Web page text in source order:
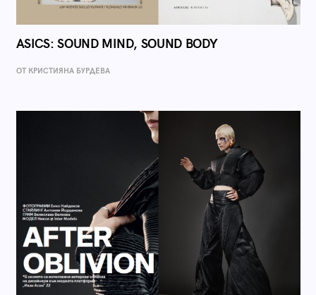
ASICS: SOUND MIND, SOUND BODY
ОТ КРИСТИЯНА БУРДЕВА